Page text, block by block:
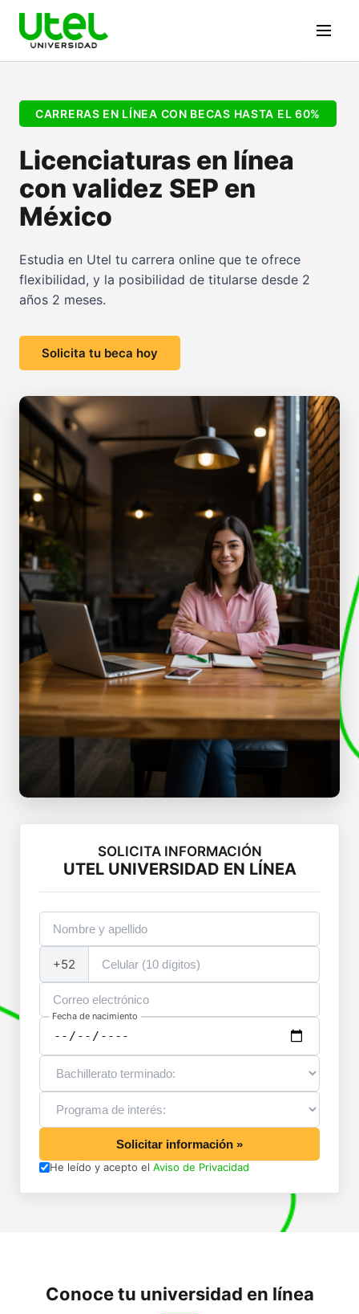
CARRERAS EN LÍNEA CON BECAS HASTA EL 60%
Licenciaturas en línea
con validez SEP en
México
Estudia en Utel tu carrera online que te ofrece
flexibilidad, y la posibilidad de titularse desde 2
años 2 meses.
Solicita tu beca hoy
SOLICITA INFORMACIÓN
UTEL UNIVERSIDAD EN LÍNEA
+52
Fecha de nacimiento
Solicitar información »
He leído y acepto el Aviso de Privacidad
Conoce tu universidad en línea